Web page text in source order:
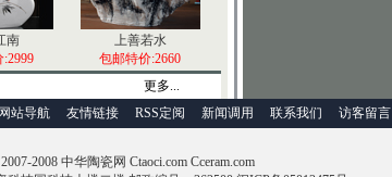
南
上善若水
包邮特价:2660
更多...
网站导航 友情链接 RSS定阅 新闻调用 联系我们 访客留言
2008 中华陶瓷网 Ctaoci.com Cceram.com